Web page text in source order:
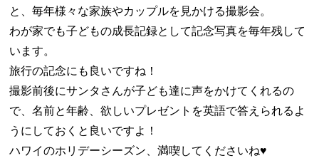
と、毎年様々な家族やカップルを見かける撮影会。
わが家でも子どもの成長記録として記念写真を毎年残して
います。
旅行の記念にも良いですね！
撮影前後にサンタさんが子ども達に声をかけてくれるの
で、名前と年齢、欲しいプレゼントを英語で答えられるよ
うにしておくと良いですよ！
ハワイのホリデーシーズン、満喫してくださいね♥